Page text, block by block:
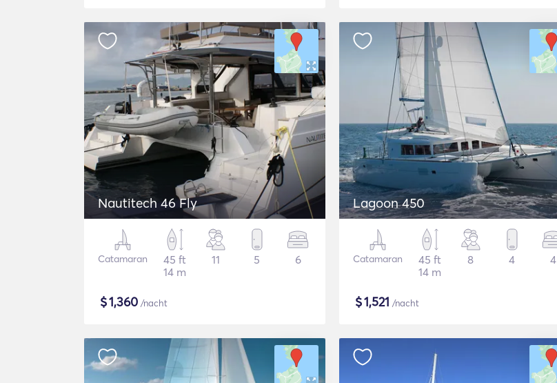
Nautitech 46 Fly
Catamaran
45 ft
14 m
11 5 6
$1,360 /nacht
Lagoon 450
Catamaran
45 ft
14 m
8 4 4
$1,521 /nacht